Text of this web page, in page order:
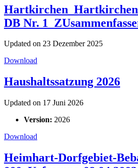
DB Nr.
Updated on 23 Dezember 2025
Download
Haushaltssatzung 2026
Updated on 17 Juni 2026
Version: 2026
Download
Heimhart-Dorfgebiet-